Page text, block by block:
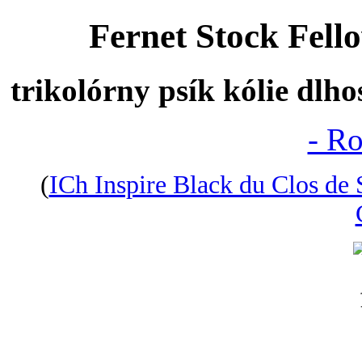
Fernet Stock
trikolórny psík kólie
-
(ICh Inspire Black du Clos de